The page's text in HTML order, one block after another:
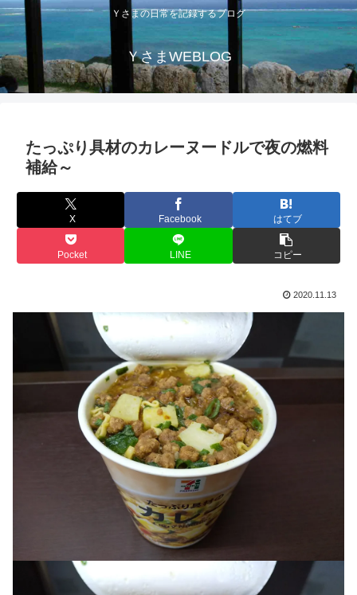
Ｙさまの日常を記録するブログ
ＹさまWEBLOG
たっぷり具材のカレーヌードルで夜の燃料
補給～
X Facebook はてブ
Pocket LINE コピー
2020.11.13